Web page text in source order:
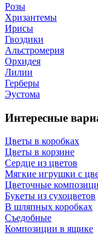
Розы
Хризантемы
Ирисы
Гвоздики
Альстромерия
Орхидея
Лилии
Герберы
Эустома
Интересные
Цветы в коробках
Цветы в корзине
Сердце из цветов
Мягкие игрушки с
Цветочные
Букеты из сухоцветов
В шляпных коробках
Съедобные
Композиции в ящике